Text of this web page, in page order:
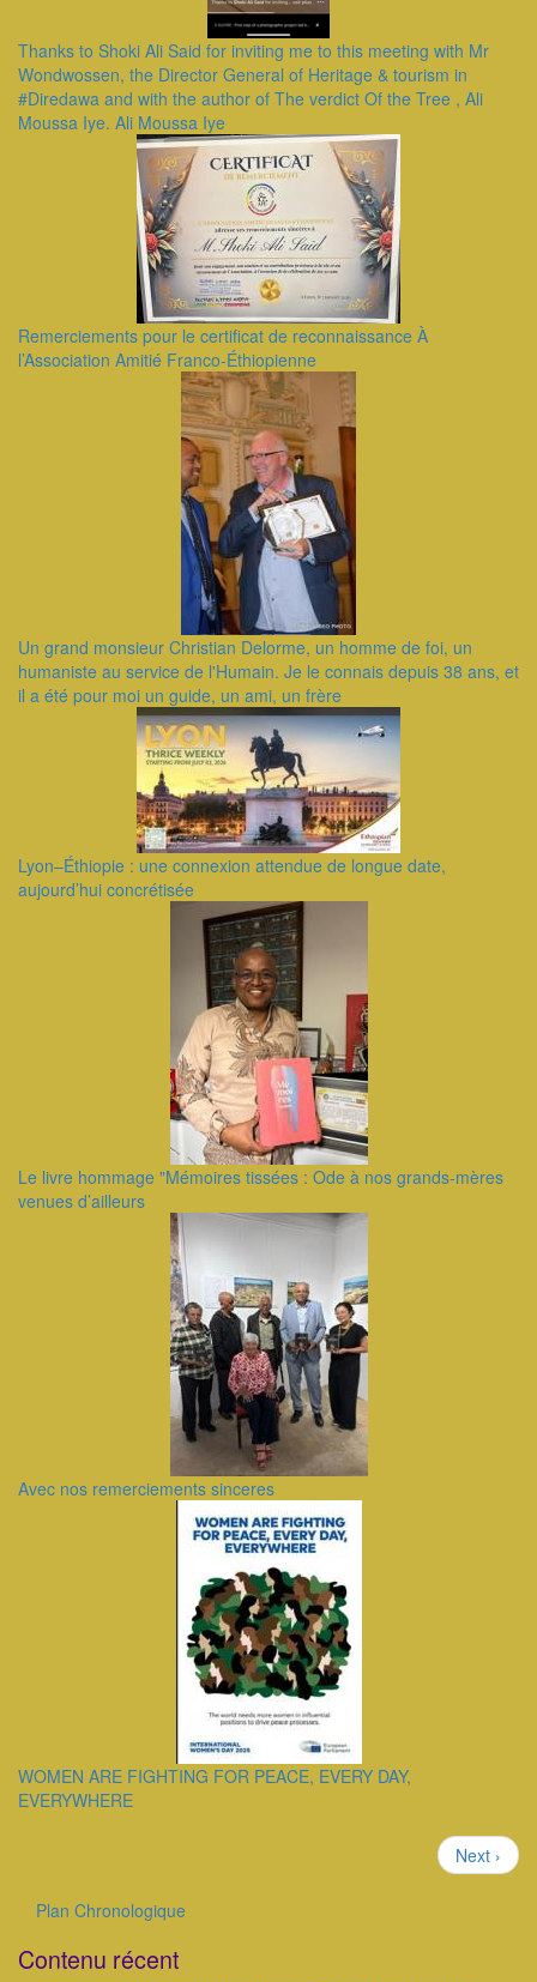
Thanks to Shoki Ali Said for inviting me to this meeting with Mr
Wondwossen, the Director General of Heritage & tourism in
#Diredawa and with the author of The verdict Of the Tree , Ali
Moussa Iye. Ali Moussa Iye
Remerciements pour le certificat de reconnaissance À
l’Association Amitié Franco-Éthiopienne
Un grand monsieur Christian Delorme, un homme de foi, un
humaniste au service de l'Humain. Je le connais depuis 38 ans, et
il a été pour moi un guide, un ami, un frère
Lyon–Éthiopie : une connexion attendue de longue date,
aujourd’hui concrétisée
Le livre hommage "Mémoires tissées : Ode à nos grands-mères
venues d’ailleurs
Avec nos remerciements sinceres
WOMEN ARE FIGHTING FOR PEACE, EVERY DAY,
EVERYWHERE
Page
suivante
Next ›
Plan Chronologique
Contenu récent